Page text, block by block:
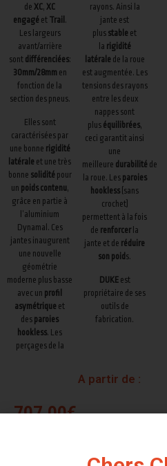
deXC, XC
engagé etTrail .
Les largeurs
avant/arrière
sont différenciées:
30mm/28mm en
fonction de la
section des pneus.
Elles sont
caractérisées par
une bonne rigidité
latérale et une très
bonne solidité pour
un poids contenu,
grâce en partie à
l’aluminium
Dynamal. Ces
jantes inaugurent
une nouvelle
géométrie
moderne plus basse
avec un profil
asymétrique et
des paroies
hookless. Les
perçages de la
rayons. Ainsi la
jante est
plus stable et
la rigidité
latérale de la roue
est augmentée. Les
tensions des rayons
entre les deux
nappes sont
plus équilibrées,
ceci garantit ainsi
une
meilleure durabilité de
la roue. Les paroies
hookless (sans
crochet)
permettent à la fois
de renforcer la
jante et de réduire
son poid s.
DUKEest
propriétaire de ses
outils de
fabrication.
A partir de :
707,00€